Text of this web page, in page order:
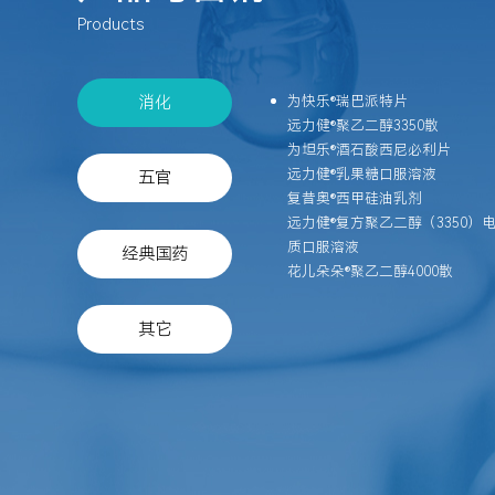
Products
消化
五官
经典国药
其它
为快乐®瑞巴派特片
远力健®聚乙二醇3350散
为坦乐®酒石酸西尼必利片
远力健®乳果糖口服溶液
复昔奥®西甲硅油乳剂
远力健®复方聚乙二醇（3350）
质口服溶液
花儿朵朵®聚乙二醇4000散